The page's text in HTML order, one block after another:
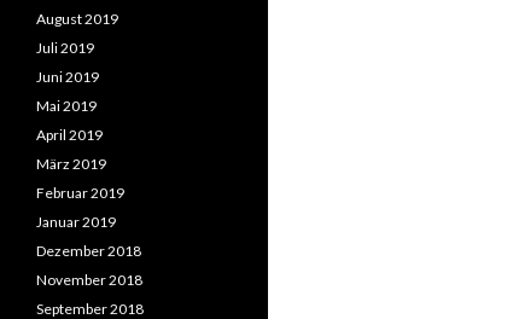
August 2019
Juli 2019
Juni 2019
Mai 2019
April 2019
März 2019
Februar 2019
Januar 2019
Dezember 2018
November 2018
September 2018